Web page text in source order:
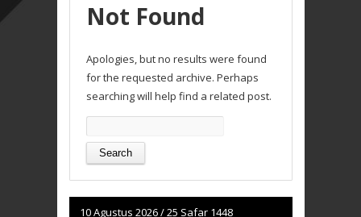
Not Found
Apologies, but no results were found
for the requested archive. Perhaps
searching will help find a related post.
for:
10 Agustus 2026/25 Safar 1448